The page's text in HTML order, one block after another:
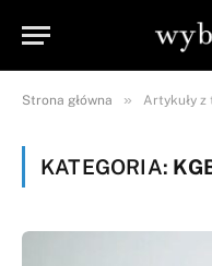
Strona główna » Artykuły z
KATEGORIA: